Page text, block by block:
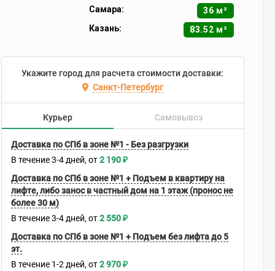
Самара:
36 м²
Казань:
83.52 м²
Укажите город для расчета стоимости доставки:
Санкт-Петербург
Курьер Самовывоз
Доставка по СПб в зоне №1 - Без разгрузки
В течение 3-4 дней 2 190₽
Доставка по СПб в зоне №1 + Подъем в квартиру на
лифте, либо занос в частный дом на 1 этаж (пронос не
более 30 м)
В течение 3-4 дней 2 550₽
Доставка по СПб в зоне №1 + Подъем без лифта до 5
эт.
В течение 1-2 дней 2 970₽